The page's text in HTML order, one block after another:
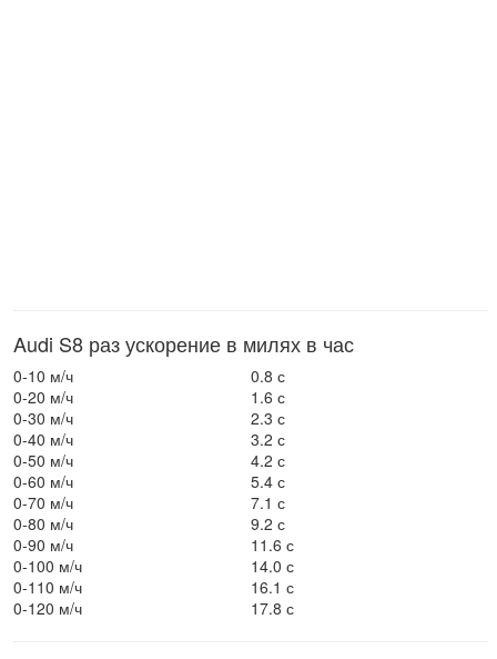
Audi S8 раз ускорение в милях в час
0-10 м/ч
0.8 с
0-20 м/ч
1.6 с
0-30 м/ч
2.3 с
0-40 м/ч
3.2 с
0-50 м/ч
4.2 с
0-60 м/ч
5.4 с
0-70 м/ч
7.1 с
0-80 м/ч
9.2 с
0-90 м/ч
11.6 с
0-100 м/ч
14.0 с
0-110 м/ч
16.1 с
0-120 м/ч
17.8 с